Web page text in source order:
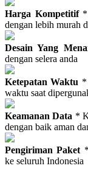
Harga Kompetitif*
dengan lebih murah
Desain Yang
dengan selera anda
Ketepatan Waktu *
waktu saat
Keamanan Data *
dengan baik aman
Pengiriman Paket
ke seluruh Indonesia